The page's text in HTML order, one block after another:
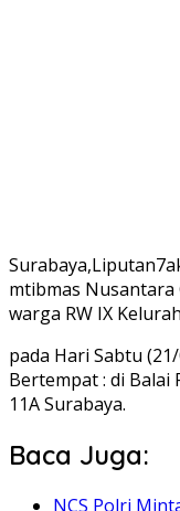
mtibmas Nusantara
warga RW IX
pada Hari Sabtu
Bertempat : di Balai
11A Surabaya.
Baca Juga:
NCS Polri